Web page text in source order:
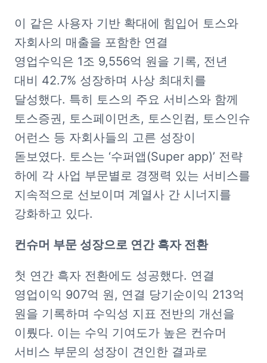
이 같은 사용자 기반 확대에 힘입어 토스와
자회사의 매출을 포함한 연결
영업수익은 1조 9,556억 원을 기록, 전년
대비 42.7% 성장하며 사상 최대치를
달성했다. 특히 토스의 주요 서비스와 함께
토스증권, 토스페이먼츠, 토스인컴, 토스인슈
어런스 등 자회사들의 고른 성장이
돋보였다. 토스는 ‘수퍼앱(Super app)’ 전략
하에 각 사업 부문별로 경쟁력 있는 서비스를
지속적으로 선보이며 계열사 간 시너지를
강화하고 있다.
컨슈머 부문 성장으로 연간 흑자 전환
첫 연간 흑자 전환에도 성공했다. 연결
영업이익 907억 원, 연결 당기순이익 213억
원을 기록하며 수익성 지표 전반의 개선을
이뤘다. 이는 수익 기여도가 높은 컨슈머
서비스 부문의 성장이 견인한 결과로